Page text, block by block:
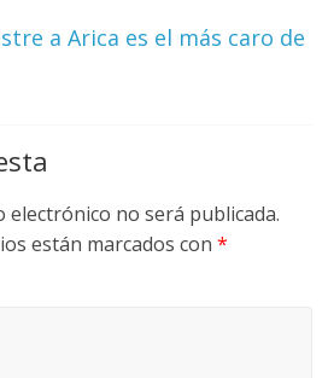
a Arica es el más caro de
electrónico no será publicada.
están marcados con*